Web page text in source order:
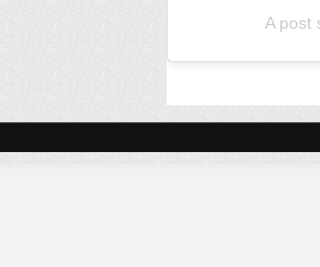
A post